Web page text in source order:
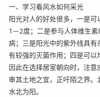
一、学习看风水如何采光
阳光对人的好处很多，一是
1－2度；二是参与人体维生
病；三是阳光中的紫外线具
有较强的灭菌作用；四是可以
因此在选择居室朝向时，注意
审其土地之宜，正吁陌之界
水北为阳。